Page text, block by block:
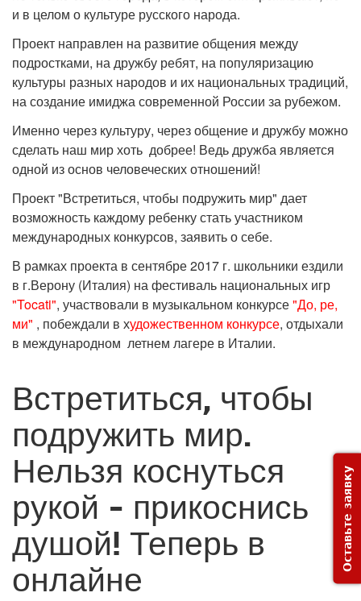
и в целом о культуре русского народа.
Проект направлен на развитие общения между
подростками, на дружбу ребят, на популяризацию
культуры разных народов и их национальных традиций,
на создание имиджа современной России за рубежом.
Именно через культуру, через общение и дружбу можно
сделать наш мир хоть добрее! Ведь дружба является
одной из основ человеческих отношений!
Проект "Встретиться, чтобы подружить мир" дает
возможность каждому ребенку стать участником
международных конкурсов, заявить о себе.
В рамках проекта в сентябре 2017 г. школьники ездили
в г.Верону (Италия) на фестиваль национальных игр
"Tocati", участвовали в музыкальном конкурсе"До, ре,
ми" , побеждали в художественном конкурсе, отдыхали
в международном летнем лагере в Италии.
Встретиться, чтобы
подружить мир.
Нельзя коснуться
рукой - прикоснись
душой! Теперь в
онлайне
Оставьте заявку